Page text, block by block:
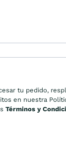
tu pedido,
en nuestra
Términos y